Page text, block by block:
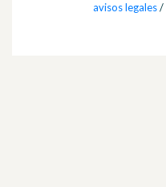
avisos legales/